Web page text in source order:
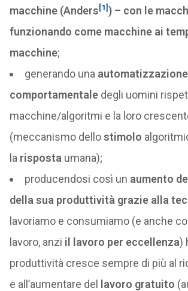
macchine (Anders[1]) – con le
funzionando come macchine ai
macchine;
generando una automatizzazione
comportamentaledegli uomini
macchine/algoritmi e la loro
(meccanismo dellostimolo
la risposta umana);
producendosi così un aumento
della sua produttività grazie alla
lavoriamo e consumiamo (e anche
lavoro, anzi il lavoro per eccellenza)
produttività cresce sempre di più al
e all’aumentare del lavoro gratuito